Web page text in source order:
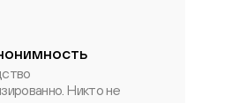
Никто не